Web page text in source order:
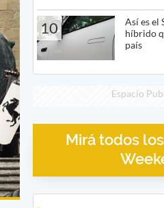
10
Así es el
híbrido
país
Espacio
Mirá todos